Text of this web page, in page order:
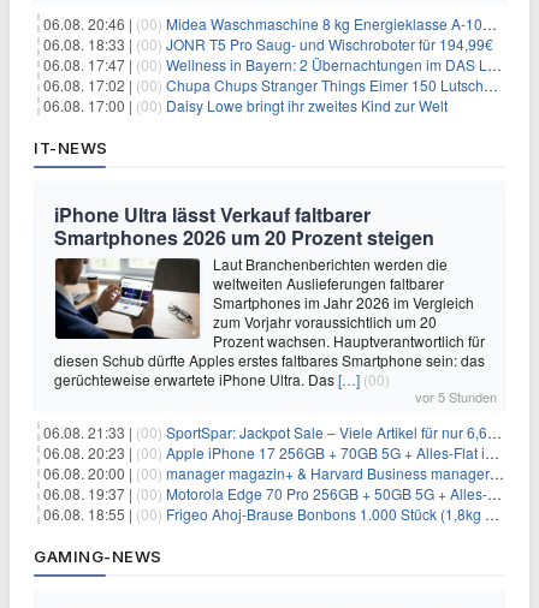
06.08. 20:46 | (00) Midea Waschmaschine 8 kg Energieklasse A-10% 1400 U/Min für 289,97€
06.08. 18:33 | (00) JONR T5 Pro Saug- und Wischroboter für 194,99€
06.08. 17:47 | (00) Wellness in Bayern: 2 Übernachtungen im DAS LUDWIG Sports Resort inkl. HP + Wellness ab 174€ p.P.
06.08. 17:02 | (00) Chupa Chups Stranger Things Eimer 150 Lutscher für 21,95€
06.08. 17:00 | (00) Daisy Lowe bringt ihr zweites Kind zur Welt
IT-NEWS
iPhone Ultra lässt Verkauf faltbarer
Smartphones 2026 um 20 Prozent steigen
Laut Branchenberichten werden die
weltweiten Auslieferungen faltbarer
Smartphones im Jahr 2026 im Vergleich
zum Vorjahr voraussichtlich um 20
Prozent wachsen. Hauptverantwortlich für
diesen Schub dürfte Apples erstes faltbares Smartphone sein: das
gerüchteweise erwartete iPhone Ultra. Das[…] (00)
vor 5 Stunden
06.08. 21:33 | (00) SportSpar: Jackpot Sale – Viele Artikel für nur 6,66€ – nur 48 Stunden
06.08. 20:23 | (00) Apple iPhone 17 256GB + 70GB 5G + Alles-Flat im Vodafone-Netz für 34,99€/Monat – eff. 4,65€/Monat
06.08. 20:00 | (00) manager magazin+ & Harvard Business manager+ Digital-Kombi-Abo 1 Monat kostenlos
06.08. 19:37 | (00) Motorola Edge 70 Pro 256GB + 50GB 5G + Alles-Flat im Vodafone-Netz für 19,99€/Monat – eff. 0,61€/Monat
06.08. 18:55 | (00) Frigeo Ahoj-Brause Bonbons 1.000 Stück (1,8kg Eimer) für 6,29€
GAMING-NEWS